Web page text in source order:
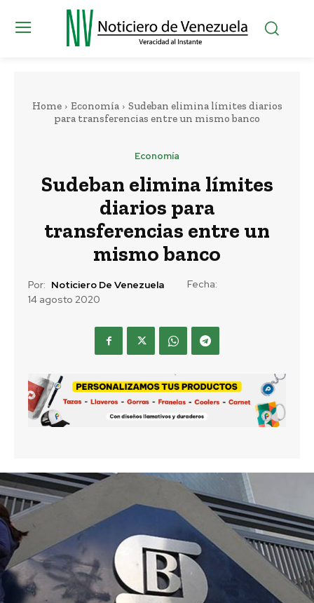
Home Economía
Sudeban elimina límites diarios
para transferencias entre un mismo banco
Economía
Sudeban elimina límites
diarios para
transferencias entre un
mismo banco
Por: Noticiero De Venezuela
Fecha:
14 agosto 2020